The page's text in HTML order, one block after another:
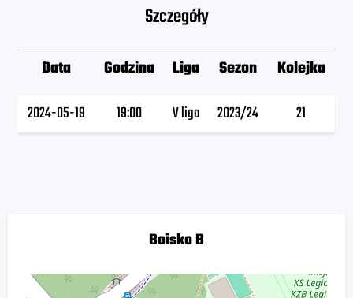
Szczegóły
Data Godzina Liga Sezon
Kolejka
2024-05-19
19:00 V liga 2023/24 21
Boisko B